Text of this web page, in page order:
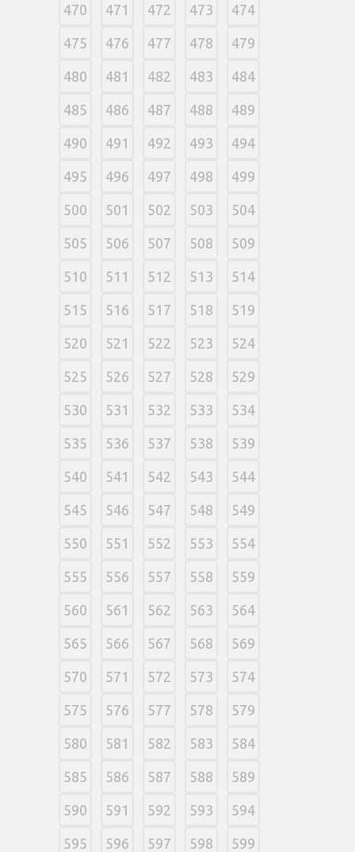
470 471 472 473 474
475 476 477 478 479
480 481 482 483 484
485 486 487 488 489
490 491 492 493 494
495 496 497 498 499
500 501 502 503 504
505 506 507 508 509
510 511 512 513 514
515 516 517 518 519
520 521 522 523 524
525 526 527 528 529
530 531 532 533 534
535 536 537 538 539
540 541 542 543 544
545 546 547 548 549
550 551 552 553 554
555 556 557 558 559
560 561 562 563 564
565 566 567 568 569
570 571 572 573 574
575 576 577 578 579
580 581 582 583 584
585 586 587 588 589
590 591 592 593 594
595 596 597 598 599